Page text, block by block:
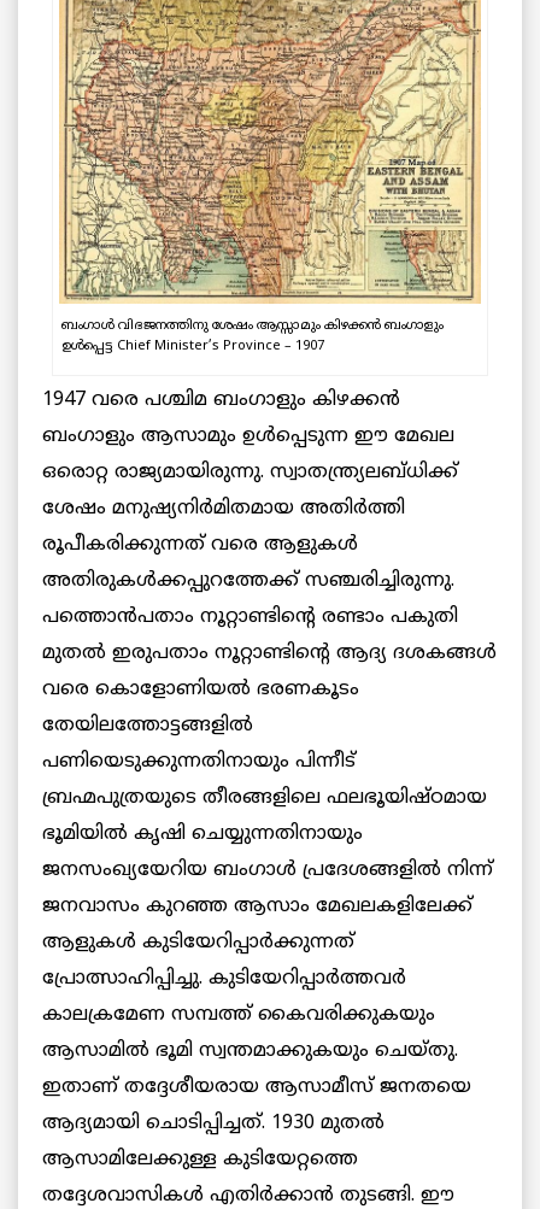
ബംഗാൾ വിഭജനത്തിനു ശേഷം ആസ്സാമും കിഴക്കൻ ബംഗാളും
ഉൾപ്പെട്ട Chief Minister’s Province – 1907
1947 വരെ പശ്ചിമ ബംഗാളും കിഴക്കന്‍
ബംഗാളും ആസാമും ഉള്‍പ്പെടുന്ന ഈ മേഖല
ഒരൊറ്റ രാജ്യമായിരുന്നു. സ്വാതന്ത്ര്യലബ്ധിക്ക്
ശേഷം മനുഷ്യനിര്‍മിതമായ അതിര്‍ത്തി
രൂപീകരിക്കുന്നത് വരെ ആളുകള്‍
അതിരുകള്‍ക്കപ്പുറത്തേക്ക് സഞ്ചരിച്ചിരുന്നു.
പത്തൊന്‍പതാം നൂറ്റാണ്ടിന്റെ രണ്ടാം പകുതി
മുതല്‍ ഇരുപതാം നൂറ്റാണ്ടിന്റെ ആദ്യ ദശകങ്ങള്‍
വരെ കൊളോണിയല്‍ ഭരണകൂടം
തേയിലത്തോട്ടങ്ങളില്‍
പണിയെടുക്കുന്നതിനായും പിന്നീട്
ബ്രഹ്മപുത്രയുടെ തീരങ്ങളിലെ ഫലഭൂയിഷ്ഠമായ
ഭൂമിയില്‍ കൃഷി ചെയ്യുന്നതിനായും
ജനസംഖ്യയേറിയ ബംഗാള്‍ പ്രദേശങ്ങളില്‍ നിന്ന്
ജനവാസം കുറഞ്ഞ ആസാം മേഖലകളിലേക്ക്
ആളുകള്‍ കുടിയേറിപ്പാര്‍ക്കുന്നത്
പ്രോത്സാഹിപ്പിച്ചു. കുടിയേറിപ്പാര്‍ത്തവര്‍
കാലക്രമേണ സമ്പത്ത് കൈവരിക്കുകയും
ആസാമില്‍ ഭൂമി സ്വന്തമാക്കുകയും ചെയ്തു.
ഇതാണ് തദ്ദേശീയരായ ആസാമീസ് ജനതയെ
ആദ്യമായി ചൊടിപ്പിച്ചത്. 1930 മുതല്‍
ആസാമിലേക്കുള്ള കുടിയേറ്റത്തെ
തദ്ദേശവാസികള്‍ എതിര്‍ക്കാന്‍ തുടങ്ങി. ഈ